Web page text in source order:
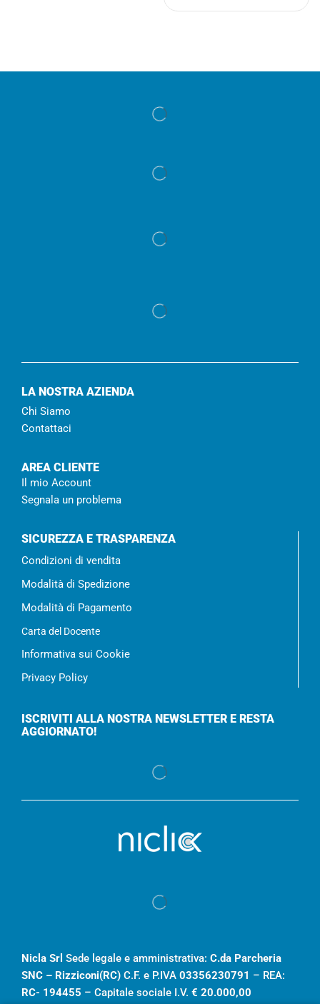
LA NOSTRA AZIENDA
Chi Siamo
Contattaci
AREA CLIENTE
Il mio Account
Segnala un problema
SICUREZZA E TRASPARENZA
Condizioni di vendita
Modalità di Spedizione
Modalità di Pagamento
Carta del Docente
Informativa sui Cookie
Privacy Policy
ISCRIVITI ALLA NOSTRA NEWSLETTER E RESTA
AGGIORNATO!
Nicla Srl Sede legale e amministrativa: C.da Parcheria
SNC – Rizziconi(RC) C.F. e P.IVA 03356230791 – REA:
RC- 194455 – Capitale sociale I.V. € 20.000,00